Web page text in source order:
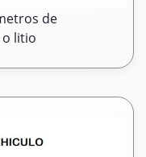
de
litio